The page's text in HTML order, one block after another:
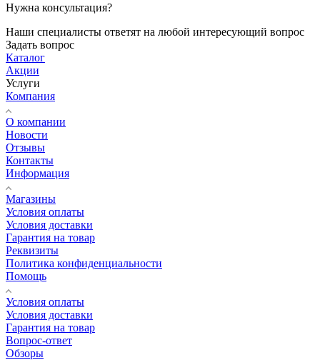
Нужна консультация?
Наши специалисты ответят на любой интересующий вопрос
Задать вопрос
Каталог
Акции
Услуги
Компания
О компании
Новости
Отзывы
Контакты
Информация
Магазины
Условия оплаты
Условия доставки
Гарантия на товар
Реквизиты
Политика конфиденциальности
Помощь
Условия оплаты
Условия доставки
Гарантия на товар
Вопрос-ответ
Обзоры